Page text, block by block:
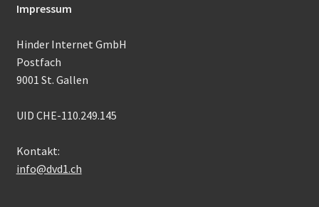
Impressum
Hinder Internet GmbH
Postfach
9001 St. Gallen
UID CHE-110.249.145
Kontakt:
info@dvd1.ch